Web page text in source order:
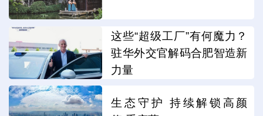
这些“超级工厂”有何魔力？
驻华外交官解码合肥智造新
力量
生态守护 持续解锁高颜